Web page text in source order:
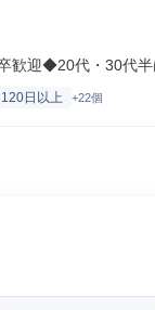
迎◆20代・30代半
日以上 +22個